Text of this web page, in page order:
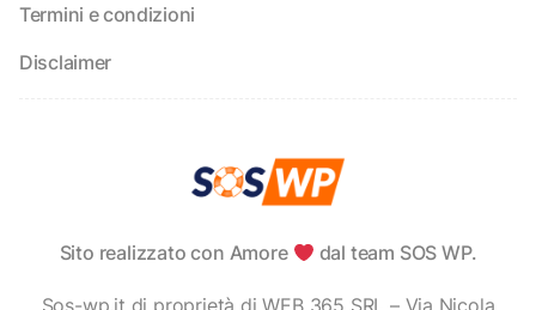
Termini e condizioni
Disclaimer
Sito realizzato con Amore dal team SOS WP.